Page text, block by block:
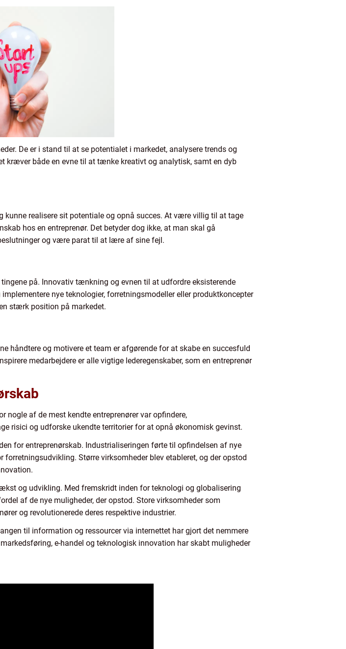
De er i stand til at se potentialet i markedet, analysere trends og
kræver både en evne til at tænke kreativt og analytisk, samt en dyb
realisere sit potentiale og opnå succes. At være villig til at tage
hos en entreprenør. Det betyder dog ikke, at man skal gå
og være parat til at lære af sine fejl.
på. Innovativ tænkning og evnen til at udfordre eksisterende
nye teknologier, forretningsmodeller eller produktkoncepter
stærk position på markedet.
håndtere og motivere et team er afgørende for at skabe en succesfuld
medarbejdere er alle vigtige lederegenskaber, som en entreprenør
nogle af de mest kendte entreprenører var opfindere,
risici og udforske ukendte territorier for at opnå økonomisk gevinst.
for entreprenørskab. Industrialiseringen førte til opfindelsen af nye
Større virksomheder blev etableret, og der opstod
og udvikling. Med fremskridt inden for teknologi og globalisering
af de nye muligheder, der opstod. Store virksomheder som
og revolutionerede deres respektive industrier.
til information og ressourcer via internettet har gjort det nemmere
e-handel og teknologisk innovation har skabt muligheder